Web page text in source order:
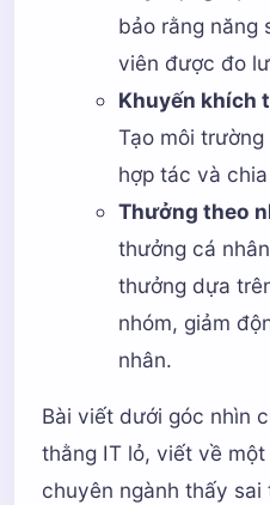
bảo rằng năng
viên được đo
Khuyến khích
Tạo môi
hợp tác và
Thưởng theo
thưởng cá
thưởng dựa
nhóm, giảm
nhân.
Bài viết dưới góc nhìn
thằng IT lỏ, viết về
chuyên ngành thấy sai